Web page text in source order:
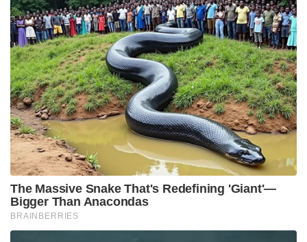
പ്രമുഖ ക്ഷേത്രങ്ങളുടെ പേജും ഉണ്ടായിരുന്നു.
ഇന്ത്യയ്ക്കകത്തും പുറത്തും ഒട്ടേറെ ആരാധകരെ
ലഭിച്ചു. തുടർന്നാണ് ഉത്സവ വേദികളിലേക്ക് ക്ഷണം
കിട്ടുന്നത്.
Tags: asha suresh asha suresh sopana sangeetam